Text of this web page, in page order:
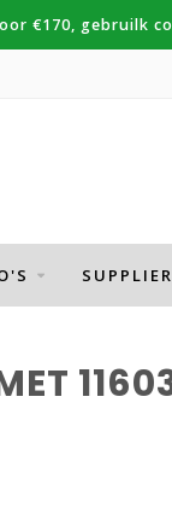
€170, gebruilk